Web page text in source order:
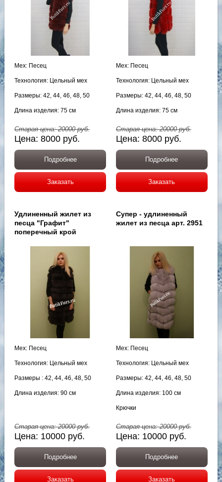
Мех: Песец
Технология: Цельный мех
Размеры: 42, 44, 46, 48, 50
Длина изделия: 75 см
Старая цена:20000руб.
Цена:8000 руб.
Подробнее
Заказать
Мех: Песец
Технология: Цельный мех
Размеры: 42, 44, 46, 48, 50
Длина изделия: 75 см
Старая цена:20000руб.
Цена: 8000 руб.
Подробнее
Заказать
Удлиненный жилет из
песца "Графит"
поперечный крой
Мех: Песец
Технология: Цельный мех
Размеры : 42, 44, 46, 48, 50
Длина изделия: 90 см
Старая цена:20000руб.
Цена: 10000 руб.
Подробнее
Заказать
Супер - удлиненный
жилет из песца арт. 2951
Мех: Песец
Технология: Цельный мех
Размеры: 42, 44, 46, 48, 50
Длина изделия: 100 см
Крючки
Старая цена:20000руб.
Цена: 10000 руб.
Подробнее
Заказать